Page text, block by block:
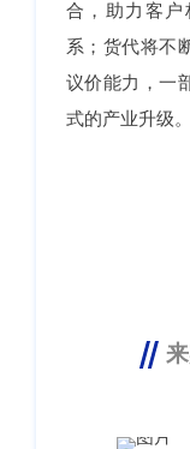
合，助力客户
系；货代将不
议价能力，一
式的产业升级。